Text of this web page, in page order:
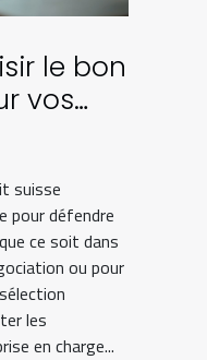
le bon
vos
?
suisse
pour défendre
ce soit dans
ou pour
les
en charge...